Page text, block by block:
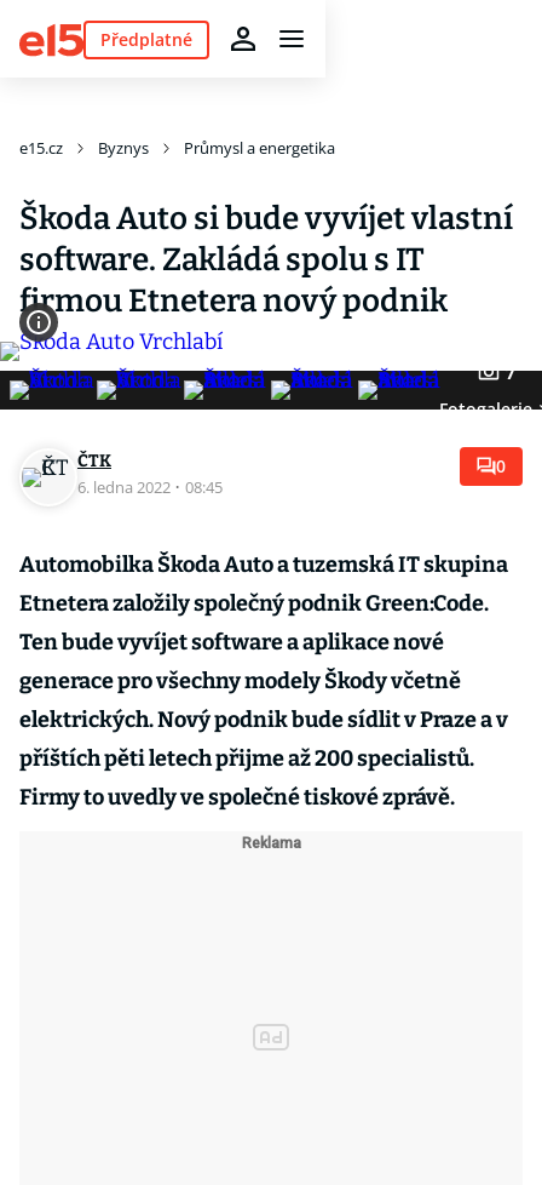
Předplatné
e15.cz Byznys Průmysl a energetika
Škoda Auto si bude vyvíjet vlastní
software. Zakládá spolu s IT
firmou Etnetera nový podnik
7
Fotogalerie
ČTK
6. ledna 2022 · 08:45
0
Automobilka Škoda Auto a tuzemská IT skupina
Etnetera založily společný podnik Green:Code.
Ten bude vyvíjet software a aplikace nové
generace pro všechny modely Škody včetně
elektrických. Nový podnik bude sídlit v Praze a v
příštích pěti letech přijme až 200 specialistů.
Firmy to uvedly ve společné tiskové zprávě.